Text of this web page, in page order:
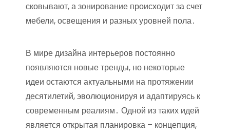
сковывают, а зонирование происходит за счет
мебели, освещения и разных уровней пола․
В мире дизайна интерьеров постоянно
появляются новые тренды, но некоторые
идеи остаются актуальными на протяжении
десятилетий, эволюционируя и адаптируясь к
современным реалиям․ Одной из таких идей
является открытая планировка – концепция,